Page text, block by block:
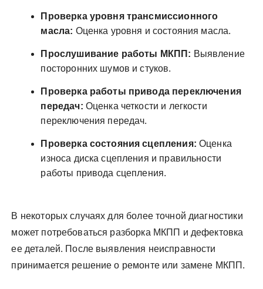
Проверка уровня трансмиссионного
масла: Оценка уровня и состояния масла.
Прослушивание работы МКПП: Выявление
посторонних шумов и стуков.
Проверка работы привода переключения
передач: Оценка четкости и легкости
переключения передач.
Проверка состояния сцепления: Оценка
износа диска сцепления и правильности
работы привода сцепления.
В некоторых случаях для более точной диагностики
может потребоваться разборка МКПП и дефектовка
ее деталей. После выявления неисправности
принимается решение о ремонте или замене МКПП.